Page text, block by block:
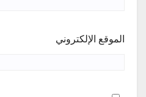
الموقع الإلكتروني